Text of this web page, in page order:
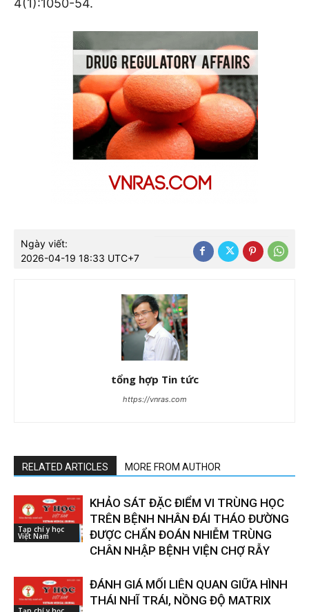
Ngày viết:
2026-04-19 18:33 UTC+7
tổng hợp Tin tức
https://vnras.com
RELATED ARTICLES MORE FROM AUTHOR
Tạp chí y học
Việt Nam
KHẢO SÁT ĐẶC ĐIỂM VI TRÙNG HỌC
TRÊN BỆNH NHÂN ĐÁI THÁO ĐƯỜNG
ĐƯỢC CHẨN ĐOÁN NHIỄM TRÙNG
CHÂN NHẬP BỆNH VIỆN CHỢ RẪY
ĐÁNH GIÁ MỐI LIÊN QUAN GIỮA HÌNH
THÁI NHĨ TRÁI, NỒNG ĐỘ MATRIX